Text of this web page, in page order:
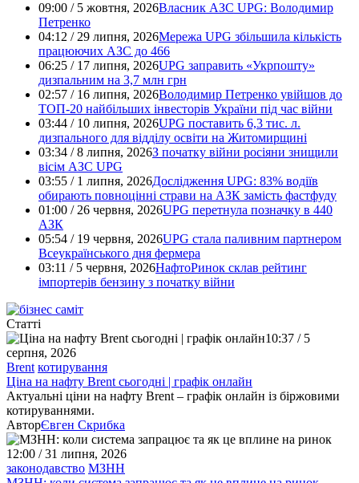
09:00 / 5 жовтня, 2026Власник АЗС UPG: Володимир
Петренко
04:12 / 29 липня, 2026Мережа UPG збільшила кількість
працюючих АЗС до 466
06:25 / 17 липня, 2026UPG заправить «Укрпошту»
дизпальним на 3,7 млн грн
02:57 / 16 липня, 2026Володимир Петренко увійшов до
ТОП-20 найбільших інвесторів України під час війни
03:44 / 10 липня, 2026UPG поставить 6,3 тис. л.
дизпального для відділу освіти на Житомирщині
03:34 / 8 липня, 2026З початку війни росіяни знищили
вісім АЗС UPG
03:55 / 1 липня, 2026Дослідження UPG: 83% водіїв
обирають повноцінні страви на АЗК замість фастфуду
01:00 / 26 червня, 2026UPG перетнула позначку в 440
АЗК
05:54 / 19 червня, 2026UPG стала паливним партнером
Всеукраїнського дня фермера
03:11 / 5 червня, 2026НафтоРинок склав рейтинг
імпортерів бензину з початку війни
Статті
10:37 / 5
серпня, 2026
Brent котирування
Ціна на нафту Brent сьогодні | графік онлайн
Актуальні ціни на нафту Brent – графік онлайн із біржовими
котируваннями.
АвторЄвген Скрибка
12:00 / 31 липня, 2026
законодавство МЗНН